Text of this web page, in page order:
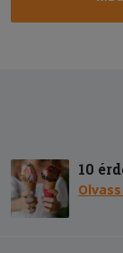
10